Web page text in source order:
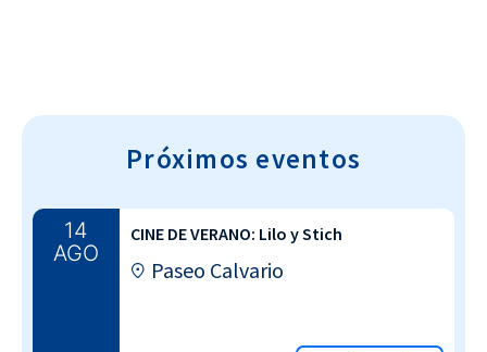
Próximos eventos
14
AGO
CINE DE VERANO: Lilo y Stich
Paseo Calvario